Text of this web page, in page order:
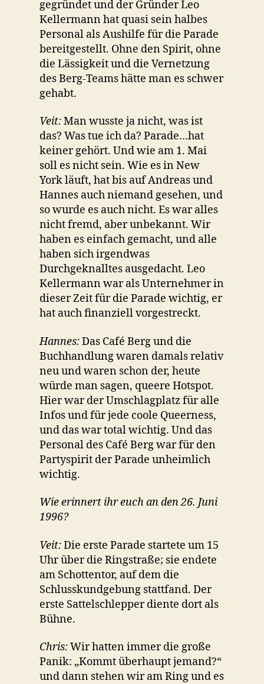
gegründet und der Gründer Leo
Kellermann hat quasi sein halbes
Personal als Aushilfe für die Parade
bereitgestellt. Ohne den Spirit, ohne
die Lässigkeit und die Vernetzung
des Berg-Teams hätte man es schwer
gehabt.
Veit:Man wusste ja nicht, was ist
das? Was tue ich da? Parade…hat
keiner gehört. Und wie am 1. Mai
soll es nicht sein. Wie es in New
York läuft, hat bis auf Andreas und
Hannes auch niemand gesehen, und
so wurde es auch nicht. Es war alles
nicht fremd, aber unbekannt. Wir
haben es einfach gemacht, und alle
haben sich irgendwas
Durchgeknalltes ausgedacht. Leo
Kellermann war als Unternehmer in
dieser Zeit für die Parade wichtig, er
hat auch finanziell vorgestreckt.
Hannes:Das Café Berg und die
Buchhandlung waren damals relativ
neu und waren schon der, heute
würde man sagen, queere Hotspot.
Hier war der Umschlagplatz für alle
Infos und für jede coole Queerness,
und das war total wichtig. Und das
Personal des Café Berg war für den
Partyspirit der Parade unheimlich
wichtig.
Wie erinnert ihr euch an den 26. Juni
1996?
Veit:Die erste Parade startete um 15
Uhr über die Ringstraße; sie endete
am Schottentor, auf dem die
Schlusskundgebung stattfand. Der
erste Sattelschlepper diente dort als
Bühne.
Chris:Wir hatten immer die große
Panik: „Kommt überhaupt jemand?“
und dann stehen wir am Ring und es